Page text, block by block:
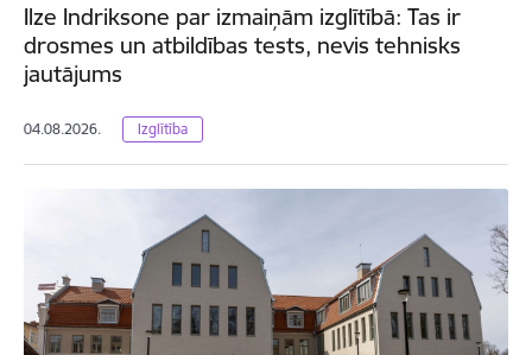
Ilze Indriksone par izmaiņām izglītībā: Tas ir
drosmes un atbildības tests, nevis tehnisks
jautājums
04.08.2026. Izglītība